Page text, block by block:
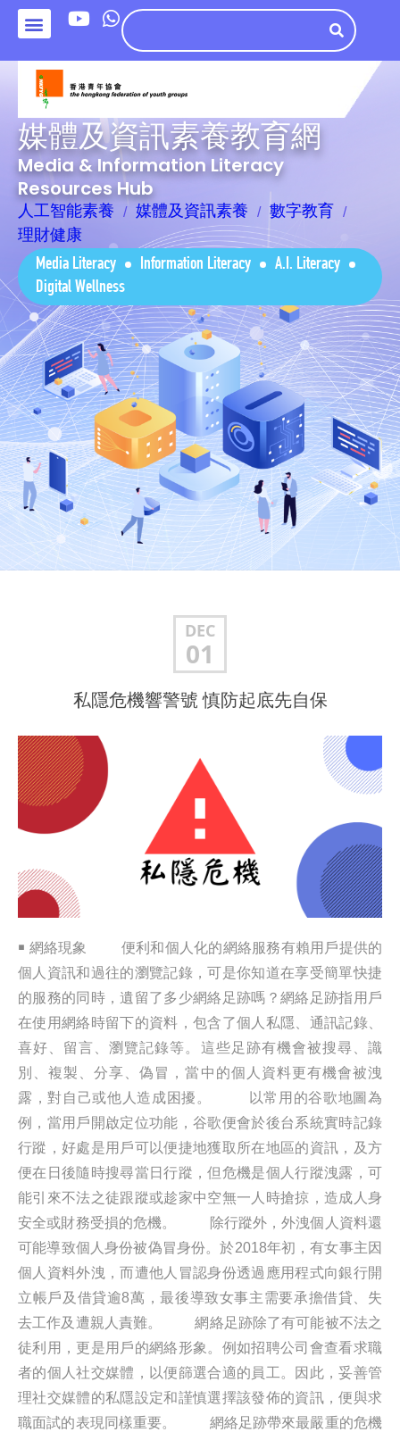
媒體及資訊素養教育網
Media & Information Literacy
Resources Hub
人工智能素養 媒體及資訊素養
數字教育
理財健康
Media Literacy Information Literacy
A.I. Literacy
Digital Wellness
DEC
01
私隱危機響警號 慎防起底先自保
￭ 網絡現象 便利和個人化的網絡服務有賴用戶提供的
個人資訊和過往的瀏覽記錄，可是你知道在享受簡單快捷
的服務的同時，遺留了多少網絡足跡嗎？網絡足跡指用戶
在使用網絡時留下的資料，包含了個人私隱、通訊記錄、
喜好、留言、瀏覽記錄等。這些足跡有機會被搜尋、識
別、複製、分享、偽冒，當中的個人資料更有機會被洩
露，對自己或他人造成困擾。 以常用的谷歌地圖為
例，當用戶開啟定位功能，谷歌便會於後台系統實時記錄
行蹤，好處是用戶可以便捷地獲取所在地區的資訊，及方
便在日後隨時搜尋當日行蹤，但危機是個人行蹤洩露，可
能引來不法之徒跟蹤或趁家中空無一人時搶掠，造成人身
安全或財務受損的危機。 除行蹤外，外洩個人資料還
可能導致個人身份被偽冒身份。於2018年初，有女事主因
個人資料外洩，而遭他人冒認身份透過應用程式向銀行開
立帳戶及借貸逾8萬，最後導致女事主需要承擔借貸、失
去工作及遭親人責難。 網絡足跡除了有可能被不法之
徒利用，更是用戶的網絡形象。例如招聘公司會查看求職
者的個人社交媒體，以便篩選合適的員工。因此，妥善管
理社交媒體的私隱設定和謹慎選擇該發佈的資訊，便與求
職面試的表現同樣重要。 網絡足跡帶來最嚴重的危機